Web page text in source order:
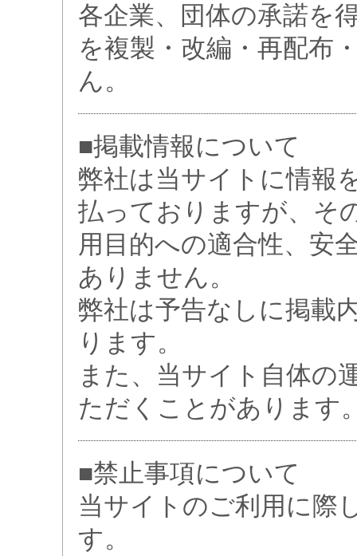
各企業、団体の承諾を
を複製・改編・再配布
ん。
■掲載情報について
弊社は当サイトに情報
払っておりますが、そ
用目的への適合性、安
ありません。
弊社は予告なしに掲載
ります。
また、当サイト自体の
ただくことがあります
■禁止事項について
当サイトのご利用に際
す。